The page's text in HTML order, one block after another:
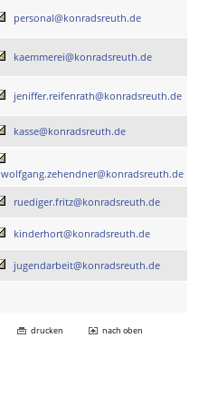
personal@konradsreuth.de
kaemmerei@konradsreuth.de
jeniffer.reifenrath@konradsreuth.de
kasse@konradsreuth.de
wolfgang.zehendner@konradsreuth.de
ruediger.fritz@konradsreuth.de
kinderhort@konradsreuth.de
jugendarbeit@konradsreuth.de
drucken nach oben